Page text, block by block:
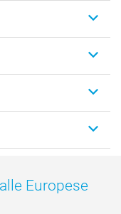
Europese